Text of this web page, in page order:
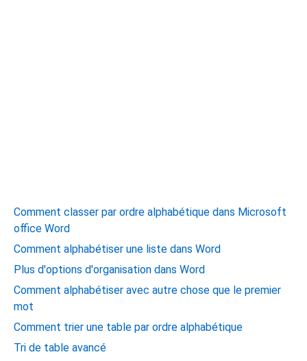
Comment classer par ordre alphabétique dans Microsoft
office Word
Comment alphabétiser une liste dans Word
Plus d'options d'organisation dans Word
Comment alphabétiser avec autre chose que le premier
mot
Comment trier une table par ordre alphabétique
Tri de table avancé